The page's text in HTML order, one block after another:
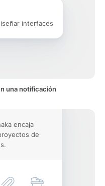
interfaces
una notificación
encaja
de